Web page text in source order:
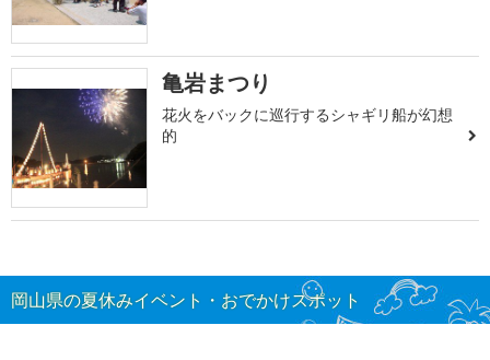
亀岩まつり
花火をバックに巡行するシャギリ船が幻想
的
岡山県の夏休みイベント・おでかけスポット